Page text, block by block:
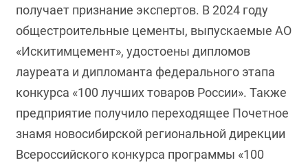
получает признание экспертов. В 2024 году
общестроительные цементы, выпускаемые АО
«Искитимцемент», удостоены дипломов
лауреата и дипломанта федерального этапа
конкурса «100 лучших товаров России». Также
предприятие получило переходящее Почетное
знамя новосибирской региональной дирекции
Всероссийского конкурса программы «100